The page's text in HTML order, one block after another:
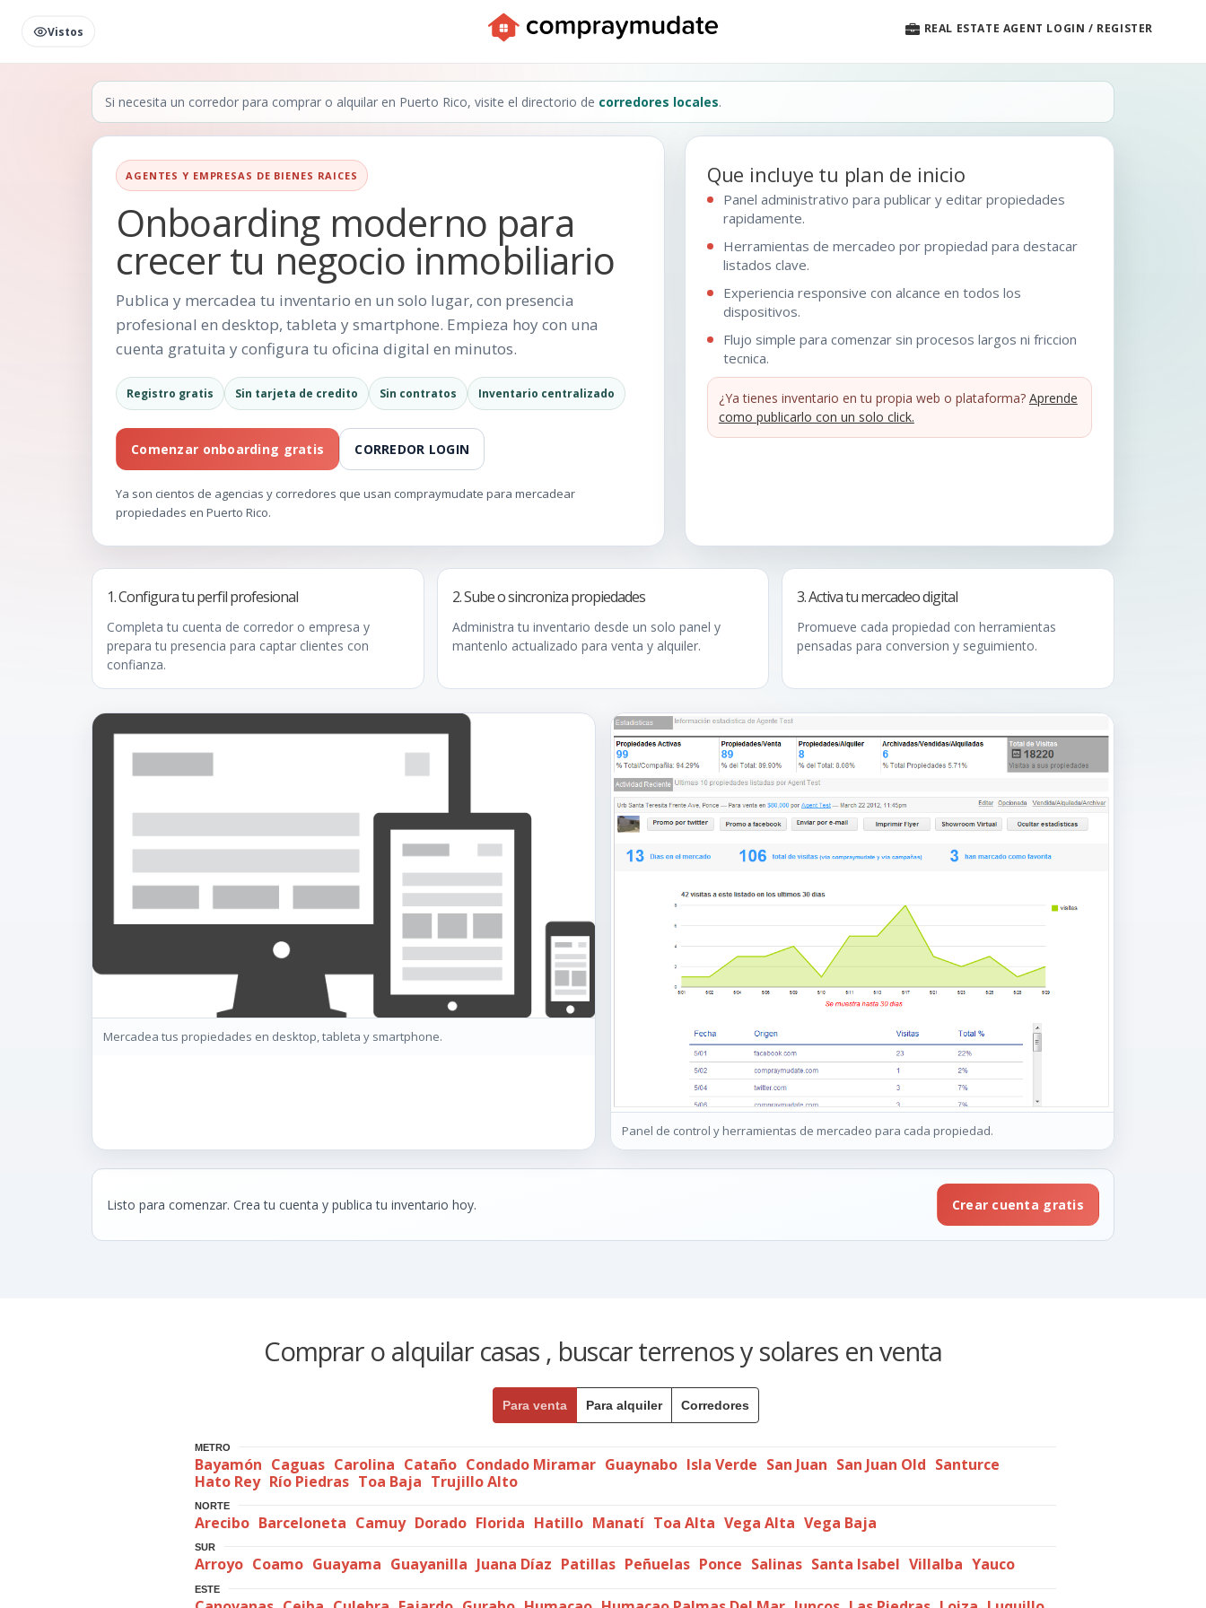
Vistos REAL ESTATE AGENT LOGIN / REGISTER
Si necesita un corredor para comprar o alquilar en Puerto Rico, visite el directorio de corredores locales.
AGENTES Y EMPRESAS DE BIENES RAICES
Onboarding moderno para
crecer tu negocio inmobiliario
Publica y mercadea tu inventario en un solo lugar, con presencia
profesional en desktop, tableta y smartphone. Empieza hoy con una
cuenta gratuita y configura tu oficina digital en minutos.
Registro gratis Sin tarjeta de credito Sin contratos Inventario centralizado
Comenzar onboarding gratis CORREDOR LOGIN
Ya son cientos de agencias y corredores que usan compraymudate para mercadear
propiedades en Puerto Rico.
Que incluye tu plan de inicio
Panel administrativo para publicar y editar propiedades
rapidamente.
Herramientas de mercadeo por propiedad para destacar
listados clave.
Experiencia responsive con alcance en todos los
dispositivos.
Flujo simple para comenzar sin procesos largos ni friccion
tecnica.
¿Ya tienes inventario en tu propia web o plataforma? Aprende
como publicarlo con un solo click.
1. Configura tu perfil profesional
Completa tu cuenta de corredor o empresa y
prepara tu presencia para captar clientes con
confianza.
2. Sube o sincroniza propiedades
Administra tu inventario desde un solo panel y
mantenlo actualizado para venta y alquiler.
3. Activa tu mercadeo digital
Promueve cada propiedad con herramientas
pensadas para conversion y seguimiento.
Mercadea tus propiedades en desktop, tableta y smartphone.
Panel de control y herramientas de mercadeo para cada propiedad.
Listo para comenzar. Crea tu cuenta y publica tu inventario hoy. Crear cuenta gratis
Comprar o alquilar casas , buscar terrenos y solares en venta
Para venta Para alquiler Corredores
METRO
Bayamón Caguas Carolina Cataño Condado Miramar Guaynabo Isla Verde San Juan San Juan Old Santurce
Hato Rey Río Piedras Toa Baja Trujillo Alto
NORTE
Arecibo Barceloneta Camuy Dorado Florida Hatillo Manatí Toa Alta Vega Alta Vega Baja
SUR
Arroyo Coamo Guayama Guayanilla Juana Díaz Patillas Peñuelas Ponce Salinas Santa Isabel Villalba Yauco
ESTE